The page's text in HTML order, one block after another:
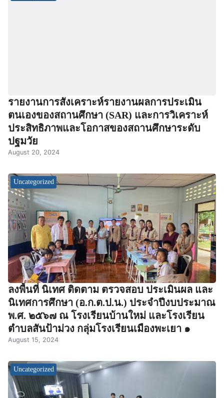
รายงานการสังเคราะห์รายงานผลการประเมิน
ตนเองของสถานศึกษา (SAR) และการวิเคราะห์
ประสิทธิภาพและโอกาสของสถานศึกษาระดับ
ปฐมวัย
August 20, 2024
Uncategorized
ลงพื้นที่ นิเทศ ติดตาม ตรวจสอบ ประเมินผล และ
นิเทศการศึกษา (อ.ก.ต.ป.น.) ประจำปีงบประมาณ
พ.ศ. ๒๕๖๗ ณ โรงเรียนบ้านใหม่ และโรงเรียน
ตำบลสันป้าม่วง กลุ่มโรงเรียนเมืองพะเยา ๑
August 15, 2024
Uncategorized